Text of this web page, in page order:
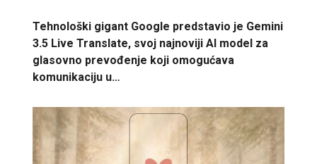
Tehnološki gigant Google predstavio je Gemini
3.5 Live Translate, svoj najnoviji AI model za
glasovno prevođenje koji omogućava
komunikaciju u…